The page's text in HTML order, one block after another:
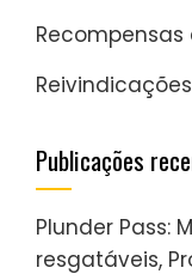
Recompensas
Publicações
Plunder Pass:
resgatáveis,